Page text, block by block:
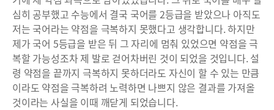
심히 공부했고 수능에서 결국 국어를 2등급을 받았으나 아직도
저는 국어라는 약점을 극복하지 못했다고 생각합니다. 하지만
제가 국어 5등급을 받은 뒤 그 자리에 멈춰 있었으면 약점을 극
복할 가능성조차 제 발로 걷어차버린 것이 되었을 것입니다. 설
령 약점을 끝까지 극복하지 못하더라도 자신이 할 수 있는 만큼
이라도 약점을 극복하려 노력하면 나쁘지 않은 결과를 가져올
것이라는 사실을 이때 깨닫게 되었습니다.